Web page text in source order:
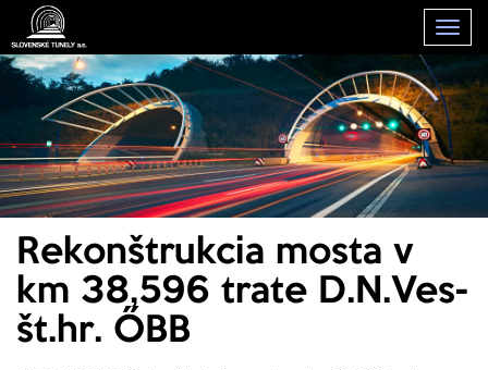
Rekonštrukcia mosta v
km 38,596 trate D.N.Ves-
št.hr. ŐBB